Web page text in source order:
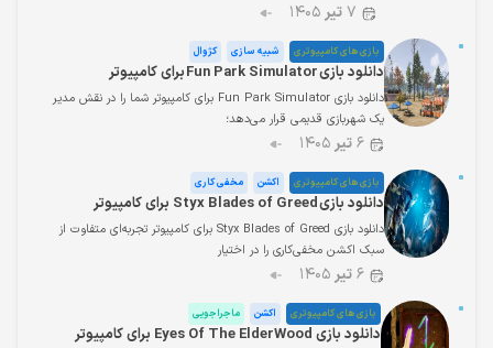
۷ تیر ۱۴۰۵
بازی های کامپیوتری شبیه سازی کژوال
دانلود بازی Fun Park Simulator برای کامپیوتر
دانلود بازی Fun Park Simulator برای کامپیوتر شما را در نقش مدیر
یک شهربازی قدیمی قرار می‌دهد؛
۶تیر ۱۴۰۵
بازی های کامپیوتری اکشن مخفی کاری
دانلود بازی Styx Blades of Greed برای کامپیوتر
دانلود بازی Styx Blades of Greed برای کامپیوتر تجربه‌ای متفاوت از
سبک اکشن مخفی‌کاری را در اختیار
۶تیر ۱۴۰۵
بازی های کامپیوتری اکشن ماجراجویی
دانلود بازی Eyes Of The ElderWood برای کامپیوتر